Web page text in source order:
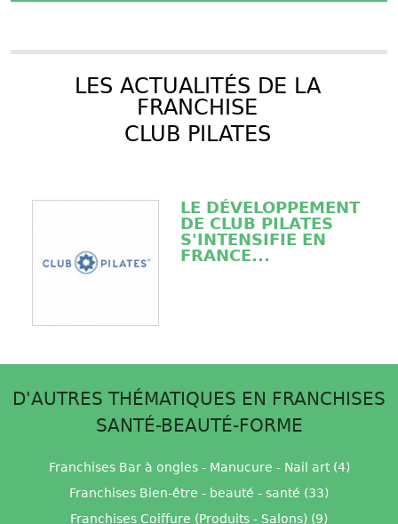
LES ACTUALITÉS DE LA
FRANCHISE
CLUB PILATES
LE DÉVELOPPEMENT
DE CLUB PILATES
S'INTENSIFIE EN
FRANCE...
D'AUTRES THÉMATIQUES EN FRANCHISES
SANTÉ-BEAUTÉ-FORME
Franchises Bar à ongles - Manucure - Nail art (4)
Franchises Bien-être - beauté - santé (33)
Franchises Coiffure (Produits - Salons) (9)